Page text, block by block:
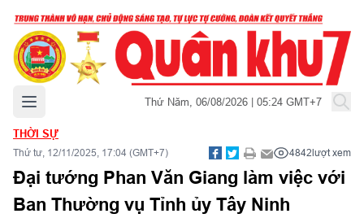
Mở menu chính Thứ Năm, 06/08/2026 | 05:24 GMT+7
THỜI SỰ
Thứ tư, 12/11/2025, 17:04 (GMT+7) 4842lượt xem
Đại tướng Phan Văn Giang làm việc với
Ban Thường vụ Tỉnh ủy Tây Ninh